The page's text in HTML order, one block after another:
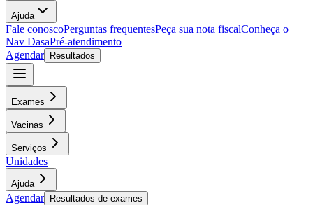
Ajuda
Fale conoscoPerguntas frequentesPeça sua nota fiscalConheça o
Nav DasaPré-atendimento
Agendar
Resultados
Exames
Vacinas
Serviços
Unidades
Ajuda
Agendar Resultados de exames